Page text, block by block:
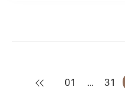
上一页
01 … 31